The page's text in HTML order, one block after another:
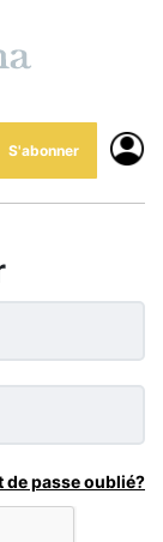
S'abonner
de passe oublié?